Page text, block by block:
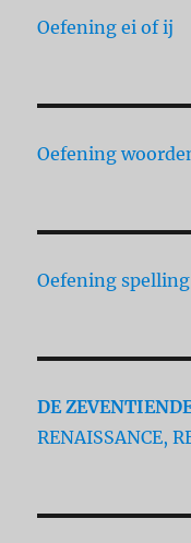
Oefening ei of ij
Oefening
Oefening
DE
RENAISSANCE,